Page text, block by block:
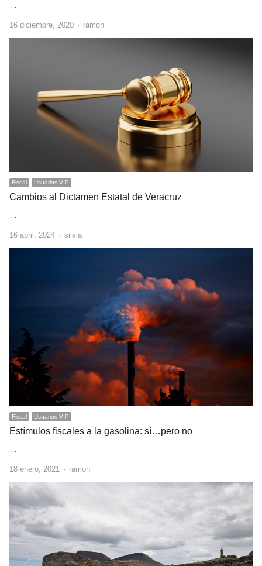
…
16 diciembre, 2020 Author
ramon
Fiscal Usuarios VIP
Cambios al Dictamen Estatal de Veracruz
…
16 abril, 2024 Author
silvia
Fiscal Usuarios VIP
Estímulos fiscales a la gasolina: sí…pero no
18 enero, 2021 Author
ramon